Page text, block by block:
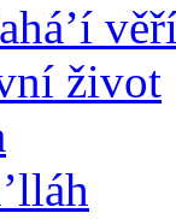
život